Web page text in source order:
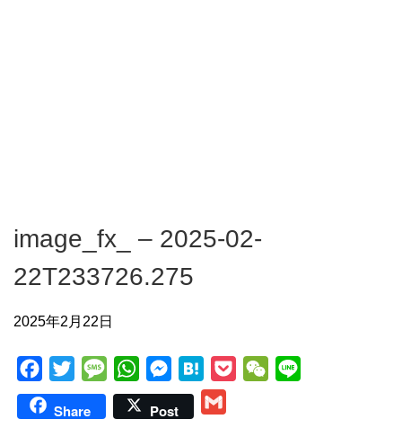
image_fx_ – 2025-02-
22T233726.275
2025年2月22日
a
c
w
i
M
e
s
W
h
a
e
s
a
t
W
Share Post